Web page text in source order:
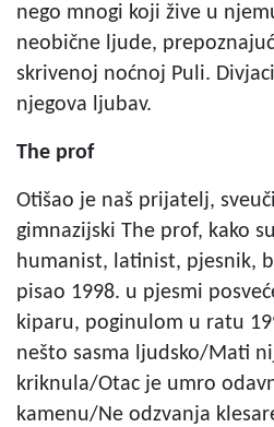
nego mnogi koji žive u
neobične ljude,
skrivenoj noćnoj Puli.
njegova ljubav.
The prof
Otišao je naš prijatelj,
gimnazijski The prof, kako
humanist, latinist, pjesnik,
pisao 1998. u pjesmi
kiparu, poginulom u ratu
nešto sasma ljudsko/Mati
kriknula/Otac je umro
kamenu/Ne odzvanja